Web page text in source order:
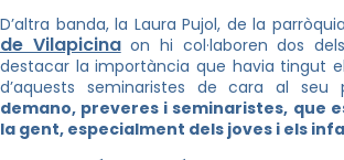
D’altra banda, la Laura Pujol, de la
de Vilapicinaon hi col·laboren dos
destacar la importància que havia tingut
d’aquests seminaristes de cara al
demano, preveres i seminaristes, que
la gent, especialment dels joves i els